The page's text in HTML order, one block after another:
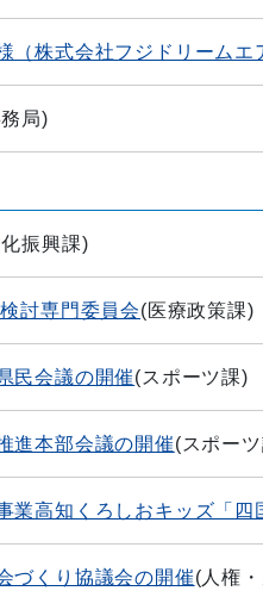
株式会社フジドリームエ
局)
振興課)
討専門委員会(医療政策課)
民会議の開催(スポーツ課)
進本部会議の開催(スポー
業高知くろしおキッズ「
づくり協議会の開催(人権